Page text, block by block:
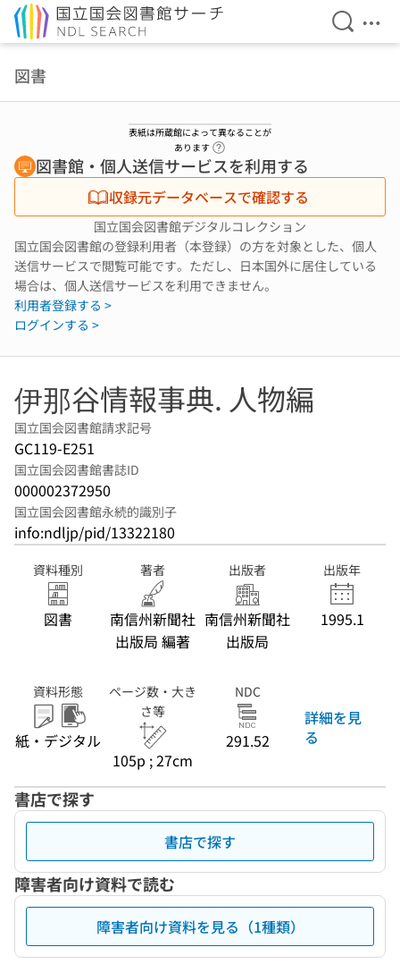
検索を
メ
図書
表紙は所蔵館によって異なることが
あります
図書館・個人送信サービスを利用する
収録元データベースで確認する
国立国会図書館デジタルコレクション
国立国会図書館の登録利用者（本登録）の方を対象とした、個人
送信サービスで閲覧可能です。ただし、日本国外に居住している
場合は、個人送信サービスを利用できません。
利用者登録する >
ログインする >
伊那谷情報事典. 人物編
国立国会図書館請求記号
GC119-E251
国立国会図書館書誌ID
000002372950
国立国会図書館永続的識別子
info:ndljp/pid/13322180
資料種別
図書
著者
南信州新聞社
出版局 編著
出版者
南信州新聞社
出版局
出版年
1995.1
資料形態
紙・デジタル
ページ数・大き
さ等
105p ; 27cm
NDC
291.52
詳細を見
る
書店で探す
書店で探す
障害者向け資料で読む
障害者向け資料を見る（1種類）